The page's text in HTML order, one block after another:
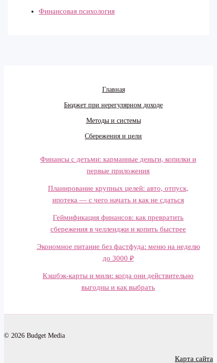
Финансовая психология
Главная
Бюджет при нерегулярном доходе
Методы и системы
Сбережения и цели
Финансы с детьми: карманные деньги, копилки и
первые приложения
Планирование крупных целей: авто, отпуск,
ипотека — с чего начать и как не сдаться
Геймификация финансов: как превратить
сбережения в челленджи и копить быстрее
Экономное питание без фастфуда: меню на неделю
до 3000 ₽
Кэшбэк-карты и мили: когда они действительно
выгодны и как выбрать
© 2026 Budget Media
Карта сайта